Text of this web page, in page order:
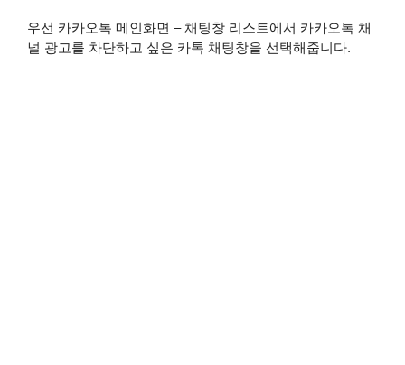
우선 카카오톡 메인화면 – 채팅창 리스트에서 카카오톡 채
널 광고를 차단하고 싶은 카톡 채팅창을 선택해줍니다.